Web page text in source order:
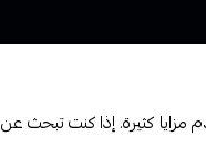
مزايا كثيرة. إذا كنت تبحث عن